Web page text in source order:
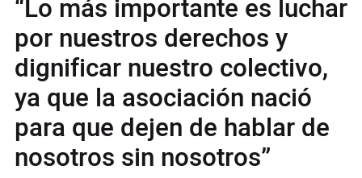
“Lo más importante es luchar
por nuestros derechos y
dignificar nuestro colectivo,
ya que la asociación nació
para que dejen de hablar de
nosotros sin nosotros”